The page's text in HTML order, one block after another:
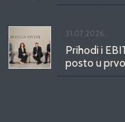
31.07.2026.
Prihodi i
posto u